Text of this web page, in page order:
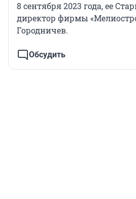
8 сентября 2023 года, ее
директор фирмы
Городничев.
Обсудить